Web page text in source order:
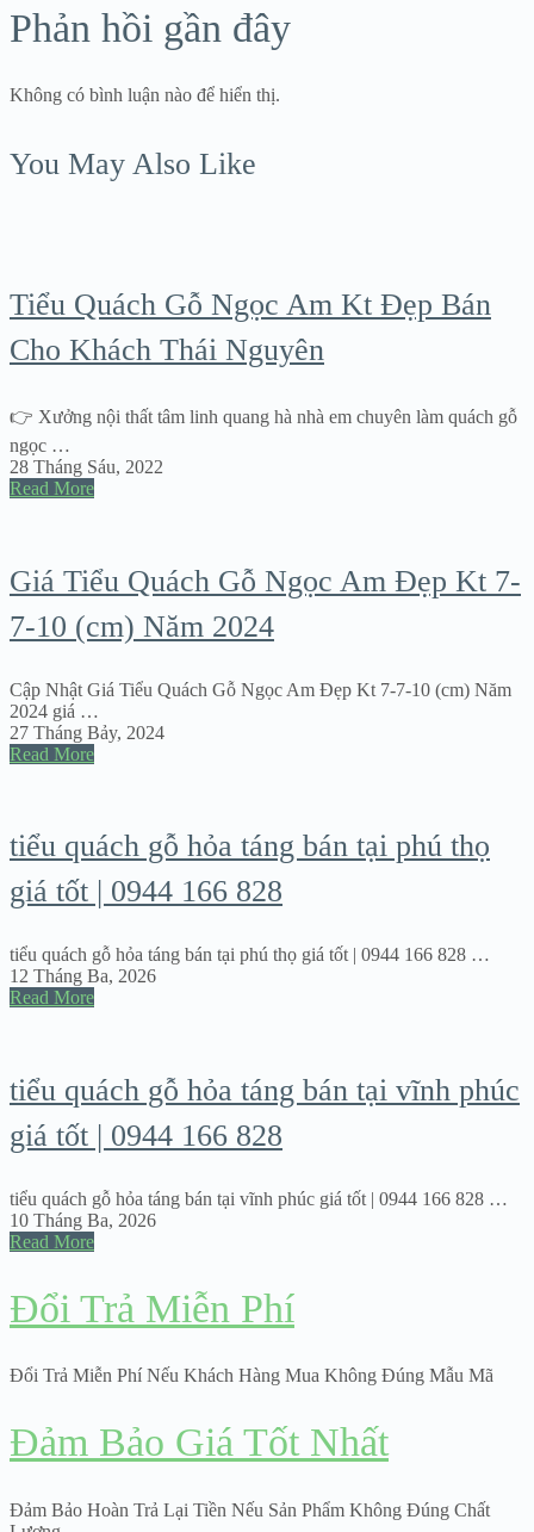
Phản hồi gần đây
Không có bình luận nào để hiển thị.
You May Also Like
Tiểu Quách Gỗ Ngọc Am Kt Đẹp Bán
Cho Khách Thái Nguyên
👉 Xưởng nội thất tâm linh quang hà nhà em chuyên làm quách gỗ
ngọc …
28 Tháng Sáu, 2022
Read More
Giá Tiểu Quách Gỗ Ngọc Am Đẹp Kt 7-
7-10 (cm) Năm 2024
Cập Nhật Giá Tiểu Quách Gỗ Ngọc Am Đẹp Kt 7-7-10 (cm) Năm
2024 giá …
27 Tháng Bảy, 2024
Read More
tiểu quách gỗ hỏa táng bán tại phú thọ
giá tốt | 0944 166 828
tiểu quách gỗ hỏa táng bán tại phú thọ giá tốt | 0944 166 828 …
12 Tháng Ba, 2026
Read More
tiểu quách gỗ hỏa táng bán tại vĩnh phúc
giá tốt | 0944 166 828
tiểu quách gỗ hỏa táng bán tại vĩnh phúc giá tốt | 0944 166 828 …
10 Tháng Ba, 2026
Read More
Đổi Trả Miễn Phí
Đổi Trả Miễn Phí Nếu Khách Hàng Mua Không Đúng Mẫu Mã
Đảm Bảo Giá Tốt Nhất
Đảm Bảo Hoàn Trả Lại Tiền Nếu Sản Phẩm Không Đúng Chất